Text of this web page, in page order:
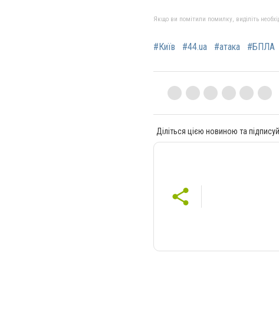
Якщо ви помітили помилку, виділіть
#Київ #44.ua #атака #БПЛА
Діліться цією новиною та